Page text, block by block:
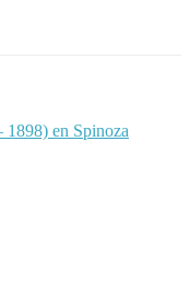
en Spinoza